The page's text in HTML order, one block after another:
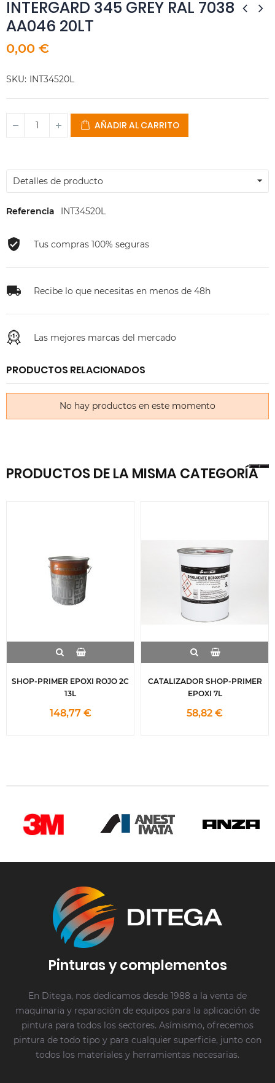
INTERGARD 345 GREY RAL 7038
AA046 20LT
0,00 €
SKU INT34520L
AÑADIR AL CARRITO
Detalles de producto
Referencia INT34520L
Tus compras 100% seguras
Recibe lo que necesitas en menos de 48h
Las mejores marcas del mercado
PRODUCTOS RELACIONADOS
No hay productos en este momento
PRODUCTOS DE LA MISMA CATEGORÍA
SHOP-PRIMER EPOXI ROJO 2C
13L
148,77 €
CATALIZADOR SHOP-PRIMER
EPOXI 7L
58,82 €
Pinturas y complementos
En Ditega, nos dedicamos desde 1988 a la venta de
maquinaria y reparación de equipos para la aplicación de
pintura para todos los sectores. Asímismo, ofrecemos
pintura de todo tipo y para cualquier superficie, junto con
todos los materiales y herramientas necesarias.